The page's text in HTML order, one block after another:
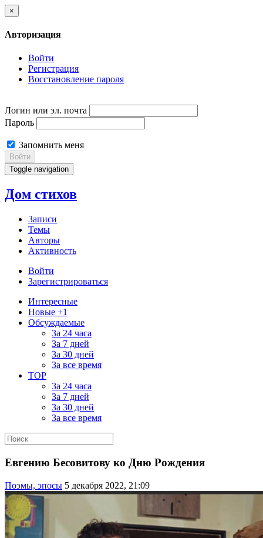
×
Авторизация
Войти
Регистрация
Восстановление пароля
Логин или эл. почта
Пароль
Запомнить меня
Войти
Toggle navigation
Дом стихов
Записи
Темы
Авторы
Активность
Войти
Зарегистрироваться
Интересные
Новые +1
Обсуждаемые
За 24 часа
За 7 дней
За 30 дней
За все время
TOP
За 24 часа
За 7 дней
За 30 дней
За все время
Евгению Бесовитову ко Дню Рождения
Поэмы, эпосы 5 декабря 2022, 21:09